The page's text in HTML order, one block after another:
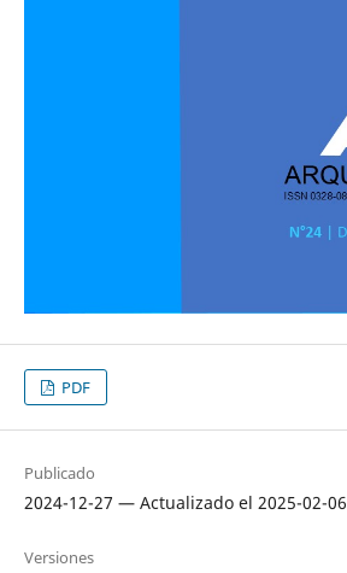
PDF
Publicado
2024-12-27 — Actualizado el 2025-02-06
Versiones